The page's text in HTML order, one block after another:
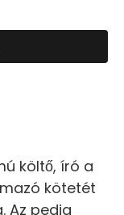
költő, író a
kötetét
Az pedig